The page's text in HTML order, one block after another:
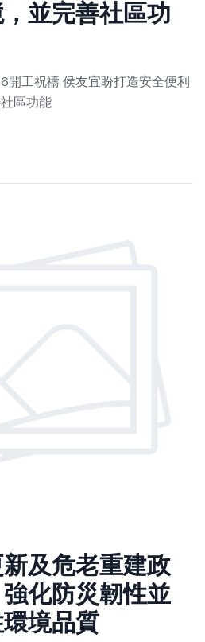
並完善社區功
開工祝禱 侯友宜盼打造安全便利
區功能
及危老重建政
化防災韌性並
境品質